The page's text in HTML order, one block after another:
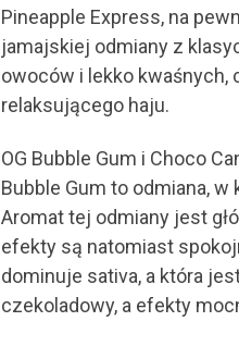
Pineapple Express, na
jamajskiej odmiany z
owoców i lekko
relaksującego haju.
OG Bubble Gum i Choco
Bubble Gum to odmiana,
Aromat tej odmiany jest
efekty są natomiast
dominuje sativa, a która
czekoladowy, a efekty